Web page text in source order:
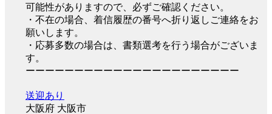
可能性がありますので、必ずご確認ください。
・不在の場合、着信履歴の番号へ折り返しご連絡をお
願いします。
・応募多数の場合は、書類選考を行う場合がございま
す。
ーーーーーーーーーーーーーーーーーーーーーー
送迎あり
大阪府 大阪市